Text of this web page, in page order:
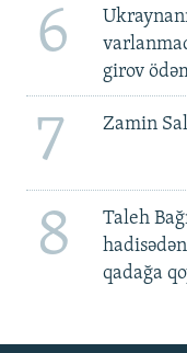
6
girov
7 Zamin
8
Taleh
qadağa